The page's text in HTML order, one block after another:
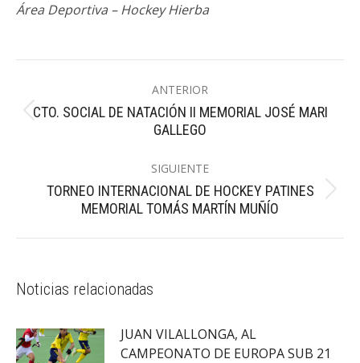
Área Deportiva – Hockey Hierba
entre
publicaciones
ANTERIOR
Publicación
anterior:
CTO. SOCIAL DE NATACIÓN II MEMORIAL JOSÉ MARI
GALLEGO
SIGUIENTE
Publicación
siguiente:
TORNEO INTERNACIONAL DE HOCKEY PATINES
MEMORIAL TOMÁS MARTÍN MUÑÍO
Noticias relacionadas
JUAN VILALLONGA, AL
CAMPEONATO DE EUROPA SUB 21